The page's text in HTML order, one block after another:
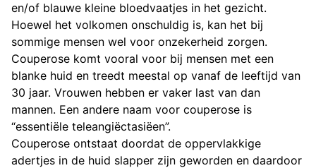
en/of blauwe kleine bloedvaatjes in het gezicht.
Hoewel het volkomen onschuldig is, kan het bij
sommige mensen wel voor onzekerheid zorgen.
Couperose komt vooral voor bij mensen met een
blanke huid en treedt meestal op vanaf de leeftijd van
30 jaar. Vrouwen hebben er vaker last van dan
mannen. Een andere naam voor couperose is
“essentiële teleangiëctasiëen”.
Couperose ontstaat doordat de oppervlakkige
adertjes in de huid slapper zijn geworden en daardoor